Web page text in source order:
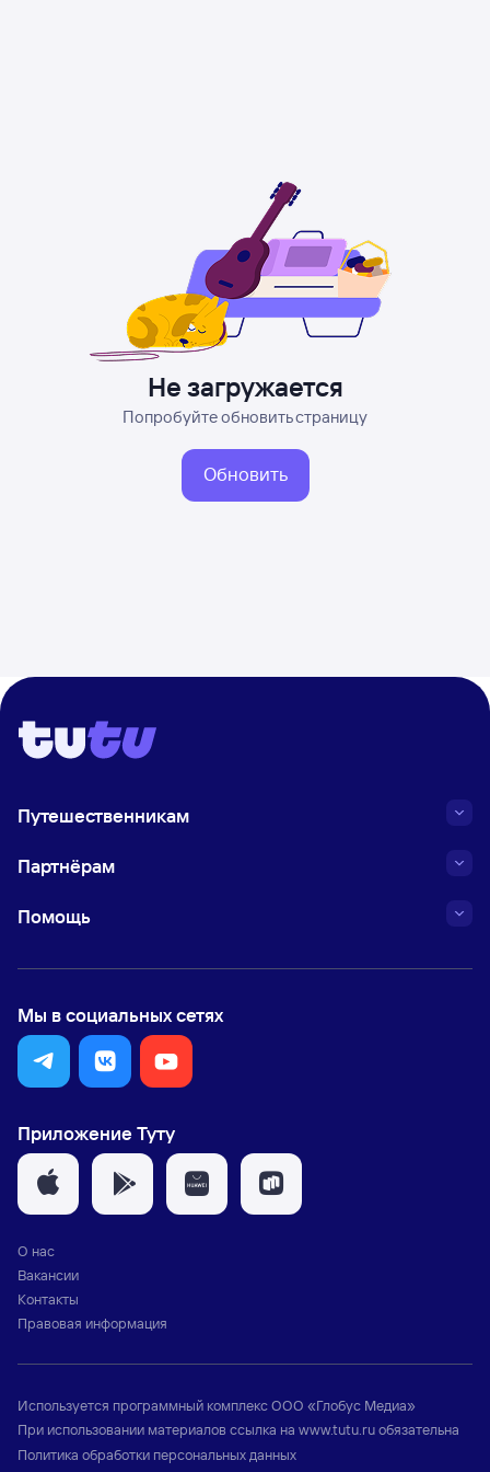
Не загружается
Попробуйте обновить страницу
Обновить
Путешественникам
Партнёрам
Помощь
Мы в социальных сетях
Приложение Туту
О нас
Вакансии
Контакты
Правовая информация
Используется программный комплексООО «Глобус Медиа»
При использовании материалов ссылка на www.tutu.ruобязательна
Политика обработки персональных данных